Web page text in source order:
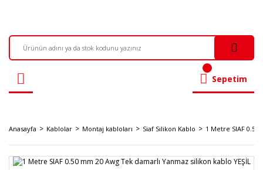
Sepetim
Anasayfa Kablolar Montaj kabloları Siaf Silikon Kablo 1 Metre SIAF 0.50